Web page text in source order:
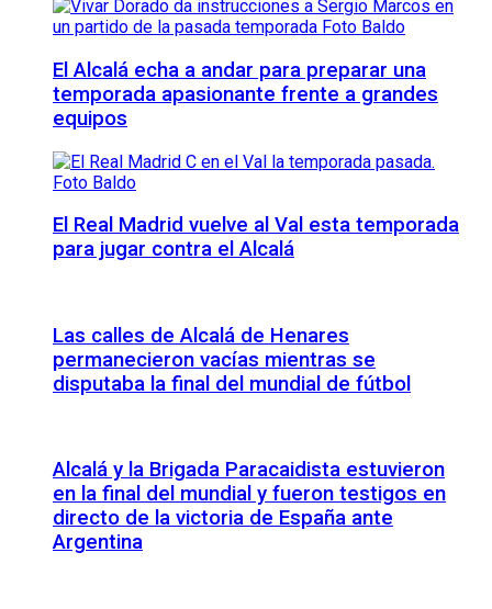
El Alcalá echa a andar para preparar una
temporada apasionante frente a grandes
equipos
El Real Madrid vuelve al Val esta temporada
para jugar contra el Alcalá
Las calles de Alcalá de Henares
permanecieron vacías mientras se
disputaba la final del mundial de fútbol
Alcalá y la Brigada Paracaidista estuvieron
en la final del mundial y fueron testigos en
directo de la victoria de España ante
Argentina